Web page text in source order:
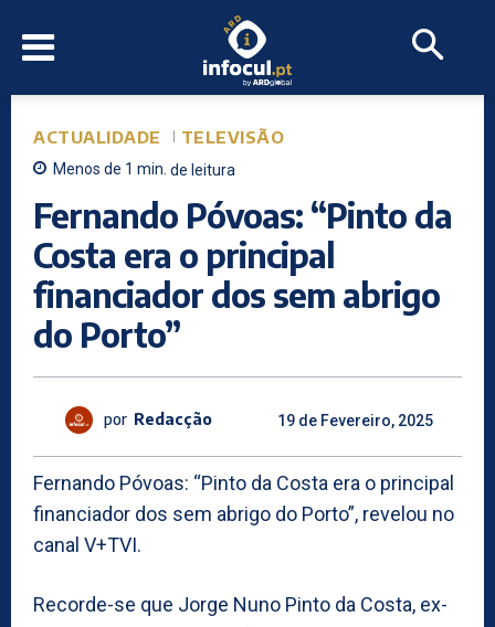
ACTUALIDADE TELEVISÃO
Menos de 1 min. de leitura
Fernando Póvoas: “Pinto da
Costa era o principal
financiador dos sem abrigo
do Porto”
por Redacção 19 de Fevereiro, 2025
Fernando Póvoas: “Pinto da Costa era o principal
financiador dos sem abrigo do Porto”, revelou no
canal V+TVI.
Recorde-se que Jorge Nuno Pinto da Costa, ex-